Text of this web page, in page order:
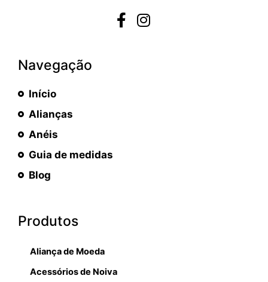
Navegação
Início
Alianças
Anéis
Guia de medidas
Blog
Produtos
Aliança de Moeda
Acessórios de Noiva